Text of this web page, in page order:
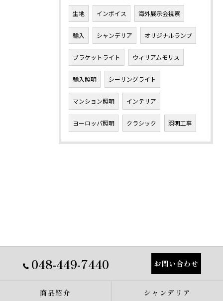
生地 インボイス 海外展示会視察
輸入 シャンデリア オリジナルランプ
ブラケットライト ウィリアムモリス
輸入照明 シーリングライト
マンション照明 インテリア
ヨーロッパ照明 クラシック 照明工事
048-449-7440 お問い合わせ
商品紹介 シャンデリア